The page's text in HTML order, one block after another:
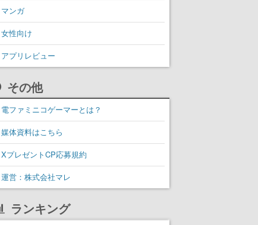
マンガ
女性向け
アプリレビュー
その他
電ファミニコゲーマーとは？
媒体資料はこちら
XプレゼントCP応募規約
運営：株式会社マレ
ランキング